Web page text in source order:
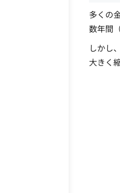
多くの
数年間
しかし
大きく